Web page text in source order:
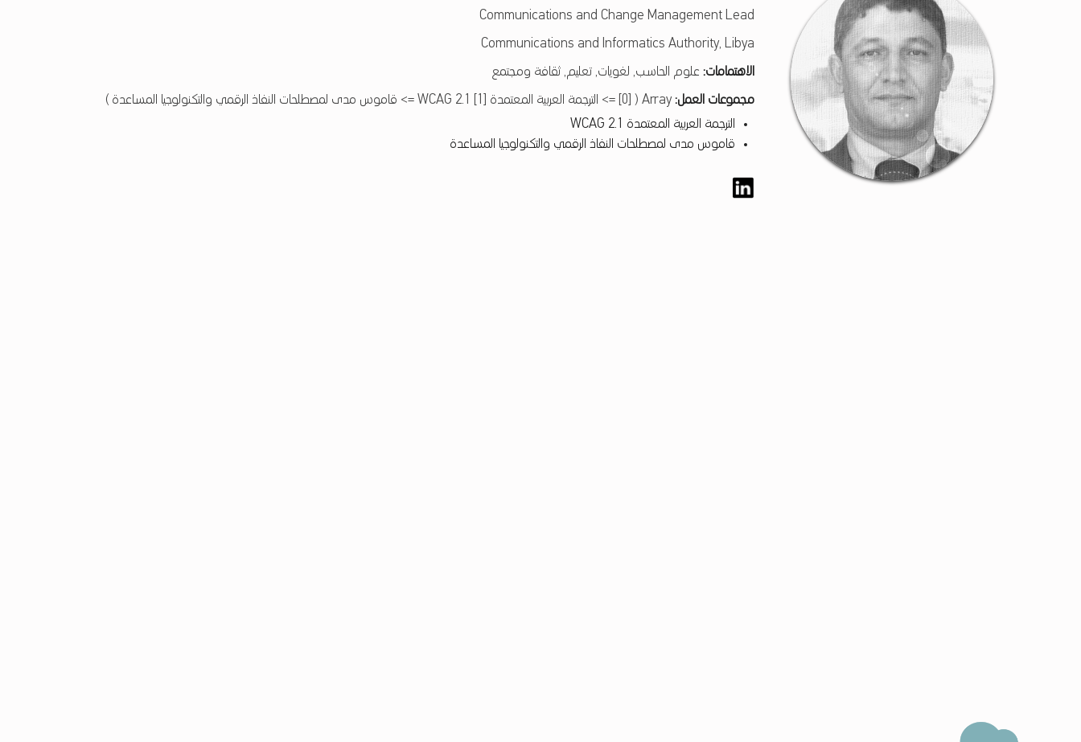
Communications and Change Management Lead
Communications and Informatics Authority, Libya
الاهتمامات: علوم الحاسب, لغويات, تعليم, ثقافة ومجتمع
مجموعات العمل:Array ( [0] => الترجمة العربية المعتمدة WCAG 2.1 [1] => قاموس مدى لمصطلحات النفاذ الرقمي والتكنولوجيا المساعدة )
الترجمة العربية المعتمدة WCAG 2.1
قاموس مدى لمصطلحات النفاذ الرقمي والتكنولوجيا المساعدة